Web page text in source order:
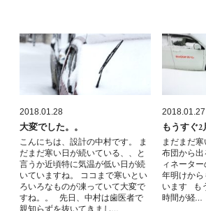
2018.01.28
大変でした。。
こんにちは、設計の中村です。 ま
だまだ寒い日が続いている、、と
言うか近頃特に気温が低い日が続
いていますね。 ココまで寒いとい
ろいろなものが凍っていて大変で
すね。。 先日、中村は歯医者で
2018.01.27
もうすぐ2
まだまだ
布団から
ィネータ
年明けから
います も
時間が経…